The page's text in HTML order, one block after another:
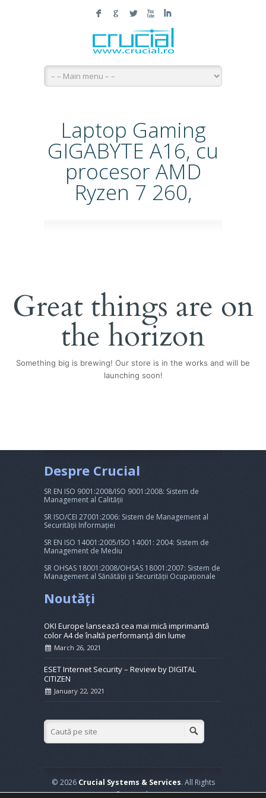
F G L X I
Laptop Gaming
GIGABYTE A16, cu
procesor AMD
Ryzen 7 260,
Great things are on
the horizon
Something big is brewing! Our store is in the works and will be
launching soon!
Despre Crucial
SR EN ISO 9001:2008/ISO 9001:2008: Sistem de
Management al Calității
SR ISO/CEI 27001:2006: Sistem de Management al
Securității Informației
SR EN ISO 14001:2005/ISO 14001: 2004: Sistem de
Management de Mediu
SR OHSAS 18001:2008/OHSAS 18001:2007: Sistem de
Management al Sănătății și Securității Ocupaționale
Noutăți
OKI Europe lansează cea mai mică imprimantă
color A4 de înaltă performanță din lume
March 26, 2021
ESET Internet Security – Review by DIGITAL
CITIZEN
January 22, 2021
© 2026 Crucial Systems & Services. All Rights
Reserved.